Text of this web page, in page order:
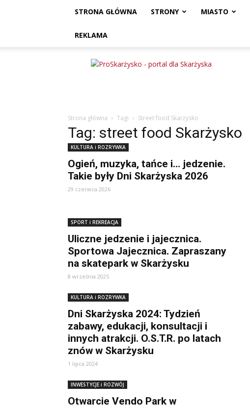
STRONA GŁÓWNA STRONY MIASTO
REKLAMA
ProSkarżysko
Strona główna Tagi Street food Skarżysko
Tag: street food Skarżysko
KULTURA i ROZRYWKA
Ogień, muzyka, tańce i… jedzenie.
Takie były Dni Skarżyska 2026
29 czerwca 2026
SPORT i REKREACJA
Uliczne jedzenie i jajecznica.
Sportowa Jajecznica. Zapraszany
na skatepark w Skarżysku
8 września 2025
KULTURA i ROZRYWKA
Dni Skarżyska 2024: Tydzień
zabawy, edukacji, konsultacji i
innych atrakcji. O.S.T.R. po latach
znów w Skarżysku
1 lipca 2024
INWESTYCJE i ROZWÓJ
Otwarcie Vendo Park w